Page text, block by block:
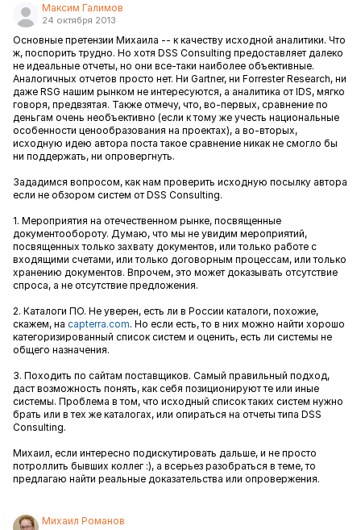
Максим Галимов
24 октября 2013
Основные претензии Михаила -- к качеству исходной аналитики. Что
ж, поспорить трудно. Но хотя DSS Consulting предоставляет далеко
не идеальные отчеты, но они все-таки наиболее объективные.
Аналогичных отчетов просто нет. Ни Gartner, ни Forrester Research, ни
даже RSG нашим рынком не интересуются, а аналитика от IDS, мягко
говоря, предвзятая. Также отмечу, что, во-первых, сравнение по
деньгам очень необъективно (если к тому же учесть национальные
особенности ценообразования на проектах), а во-вторых,
исходную идею автора поста такое сравнение никак не смогло бы
ни поддержать, ни опровергнуть.
Зададимся вопросом, как нам проверить исходную посылку автора
если не обзором систем от DSS Consulting.
1. Мероприятия на отечественном рынке, посвященные
документообороту. Думаю, что мы не увидим мероприятий,
посвященных только захвату документов, или только работе с
входящими счетами, или только договорным процессам, или только
хранению документов. Впрочем, это может доказывать отсутствие
спроса, а не отсутствие предложения.
2. Каталоги ПО. Не уверен, есть ли в России каталоги, похожие,
скажем, на capterra.com. Но если есть, то в них можно найти хорошо
категоризированный список систем и оценить, есть ли системы не
общего назначения.
3. Походить по сайтам поставщиков. Самый правильный подход,
даст возможность понять, как себя позиционируют те или иные
системы. Проблема в том, что исходный список таких систем нужно
брать или в тех же каталогах, или опираться на отчеты типа DSS
Consulting.
Михаил, если интересно подискутировать дальше, и не просто
потроллить бывших коллег :), а всерьез разобраться в теме, то
предлагаю найти реальные доказательства или опровержения.
Михаил Романов